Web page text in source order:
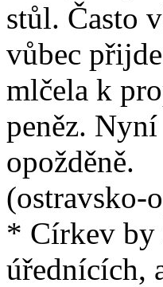
stůl. Často
vůbec
mlčela k
peněz.
opožděně.
(ostravsko-
* Církev by
úřednících,